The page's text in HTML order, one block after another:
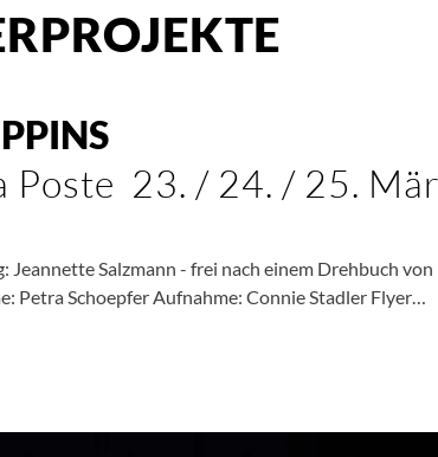
Poste 23. / 24. / 25.
Jeannette Salzmann - frei nach einem Drehbuch von
Petra Schoepfer Aufnahme: Connie Stadler Flyer…